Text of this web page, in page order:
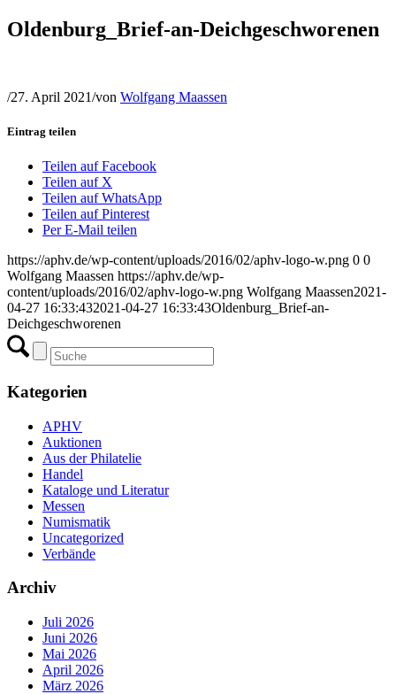
Oldenburg_Brief-an-Deichgeschworenen
/27. April 2021/von Wolfgang Maassen
Eintrag teilen
Teilen auf Facebook
Teilen auf X
Teilen auf WhatsApp
Teilen auf Pinterest
Per E-Mail teilen
https://aphv.de/wp-content/uploads/2016/02/aphv-logo-w.png 0 0
Wolfgang Maassen https://aphv.de/wp-
content/uploads/2016/02/aphv-logo-w.png Wolfgang Maassen2021-
04-27 16:33:432021-04-27 16:33:43Oldenburg_Brief-an-
Deichgeschworenen
Kategorien
APHV
Auktionen
Aus der Philatelie
Handel
Kataloge und Literatur
Messen
Numismatik
Uncategorized
Verbände
Archiv
Juli 2026
Juni 2026
Mai 2026
April 2026
März 2026